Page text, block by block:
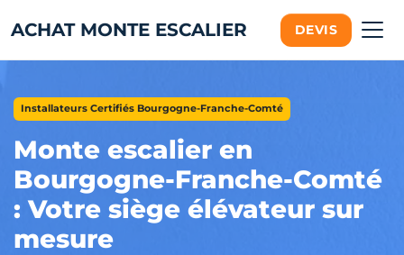
ACHAT MONTE ESCALIER DEVIS
Installateurs Certifiés Bourgogne-Franche-Comté
Monte escalier en
Bourgogne-Franche-Comté
: Votre siège élévateur sur
mesure